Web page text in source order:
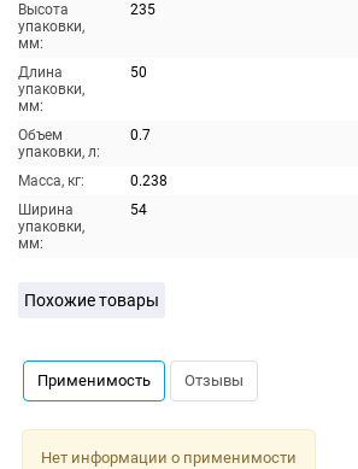
Высота
упаковки,
мм:
235
Длина
упаковки,
мм:
50
Объем
упаковки, л:
0.7
Масса, кг:
0.238
Ширина
упаковки,
мм:
54
Похожие товары
Применимость Отзывы
Нет информации о применимости